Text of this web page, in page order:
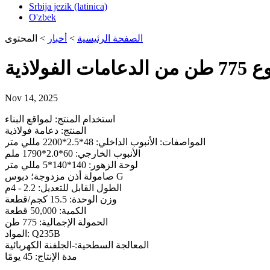
Srbija jezik (latinica)
O'zbek
الصفحة الرئيسية > أخبار > المحتوى
Nov 14, 2025
استخدام المنتج: لمواقع البناء
المنتج: دعامة فولاذية
المواصفات: الأنبوب الداخلي: 48*2.5*2200 مللي متر
الأنبوب الخارجي: 60*2.0*1790 ملم
لوحة الزهور: 140*140*5 مللي متر
صامولة أذن مزدوجة؛ دبوس G
الطول القابل للتعديل: 2.2 - 4م
وزن الوحدة: 15.5 كجم/قطعة
الكمية: 50,000 قطعة
الحمولة الإجمالية: 775 طن
المواد: Q235B
المعالجة السطحية:-الجلفنة الكهربائية
مدة الإنتاج: 45 يومًا